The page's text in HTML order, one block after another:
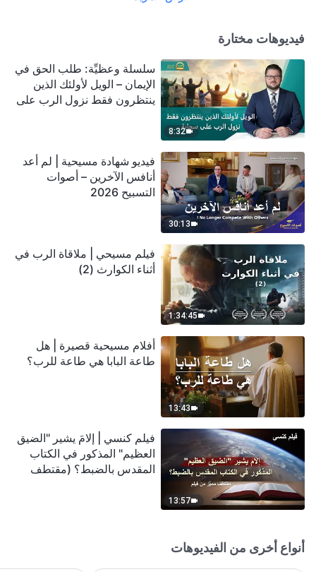
فيديوهات مختارة
8:32
سلسلة وعظيِّة: طلب الحق في
الإيمان – الويل لأولئك الذين
ينتظرون فقط نزول الرب على
30:13
فيديو شهادة مسيحية | لم أعد
أنافس الآخرين – أصوات
التسبيح 2026
1:34:45
فيلم مسيحي | ملاقاة الرب في
أثناء الكوارث (2)
13:43
أفلام مسيحية قصيرة | هل
طاعة البابا هي طاعة للرب؟
13:57
فيلم كنسي | إلامَ يشير "الضيق
العظيم" المذكور في الكتاب
المقدس بالضبط؟ (مقتطف
أنواع أخرى من الفيديوهات